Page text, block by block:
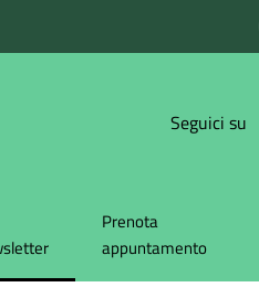
Seguici su
selezionato
Prenota
appuntamento